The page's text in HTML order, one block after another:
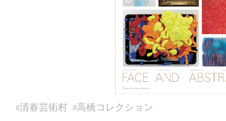
#清春芸術村 #高橋コレクション